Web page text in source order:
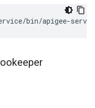
bin/apigee-